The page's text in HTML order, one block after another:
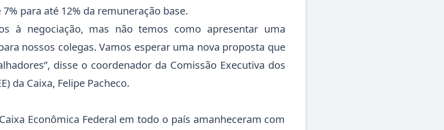
para até 12% da remuneração base.
à negociação, mas não temos como apresentar uma
nossos colegas. Vamos esperar uma nova proposta que
disse o coordenador da Comissão Executiva dos
da Caixa, Felipe Pacheco.
Econômica Federal em todo o país amanheceram com